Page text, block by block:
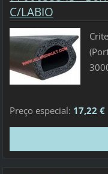
C/LABIO
Preço especial: 17,22 €